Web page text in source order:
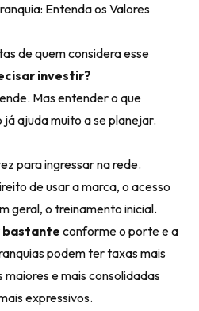
Entenda os Valores
de quem considera esse
investir?
Mas entender o que
ajuda muito a se planejar.
para ingressar na rede.
de usar a marca, o acesso
geral, o treinamento inicial.
bastanteconforme o porte e a
podem ter taxas mais
e mais consolidadas
expressivos.